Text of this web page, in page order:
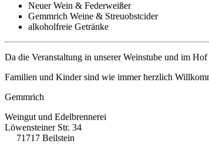
Neuer Wein & Federweißer
Gemmrich Weine & Streuobstcider
alkoholfreie Getränke
Da die Veranstaltung in unserer Weinstube und im
Familien und Kinder sind wie immer herzlich
Gemmrich
Weingut und Edelbrennerei
Löwensteiner Str. 34
71717 Beilstein